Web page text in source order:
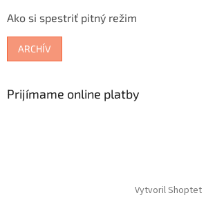
Ako si spestriť pitný režim
ARCHÍV
Prijímame online platby
Vytvoril Shoptet